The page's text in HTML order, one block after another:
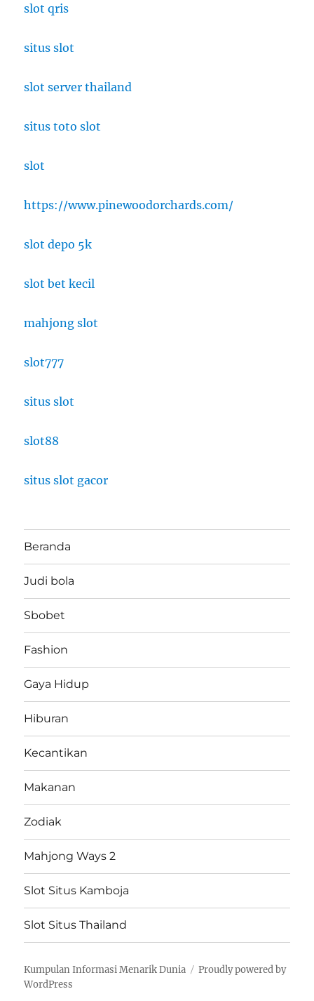
slot qris
situs slot
slot server thailand
situs toto slot
slot
https://www.pinewoodorchards.com/
slot depo 5k
slot bet kecil
mahjong slot
slot777
situs slot
slot88
situs slot gacor
Beranda
Judi bola
Sbobet
Fashion
Gaya Hidup
Hiburan
Kecantikan
Makanan
Zodiak
Mahjong Ways 2
Slot Situs Kamboja
Slot Situs Thailand
Kumpulan Informasi Menarik Dunia
Proudly powered by
WordPress